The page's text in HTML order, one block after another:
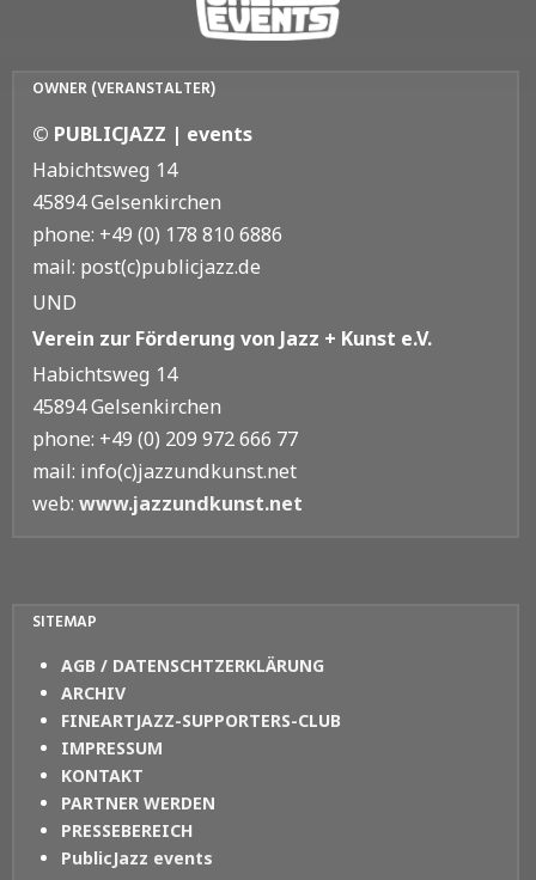
OWNER (VERANSTALTER)
© PUBLICJAZZ | events
Habichtsweg 14
45894 Gelsenkirchen
phone: +49 (0) 178 810 6886
mail: post(c)publicjazz.de
UND
Verein zur Förderung von Jazz + Kunst e.V.
Habichtsweg 14
45894 Gelsenkirchen
phone: +49 (0) 209 972 666 77
mail: info(c)jazzundkunst.net
web: www.jazzundkunst.net
SITEMAP
AGB / DATENSCHTZERKLÄRUNG
ARCHIV
FINEARTJAZZ-SUPPORTERS-CLUB
IMPRESSUM
KONTAKT
PARTNER WERDEN
PRESSEBEREICH
PublicJazz events